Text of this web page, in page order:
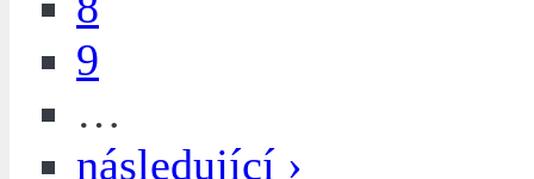
9
…
následující ›